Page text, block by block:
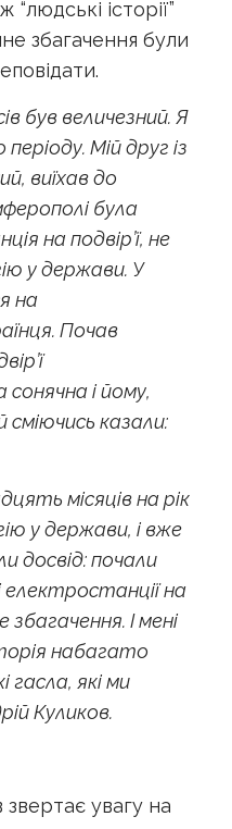
історії”
збагачення були
був величезний. Я
Мій друг із
виїхав до
була
на подвір’ї, не
у держави. У
на
Почав
і йому,
сміючись казали:
місяців на рік
у держави, і вже
досвід: почали
на
збагачення. І мені
набагато
гасла, які ми
Куликов.
увагу на